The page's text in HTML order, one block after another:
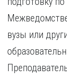
вузы или